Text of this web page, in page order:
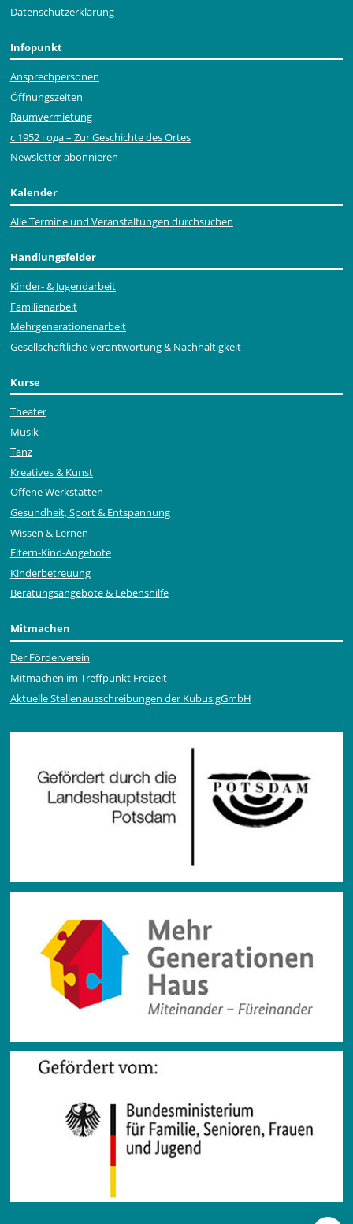
Datenschutzerklärung
Infopunkt
Ansprechpersonen
Öffnungszeiten
Raumvermietung
с 1952 года – Zur Geschichte des Ortes
Newsletter abonnieren
Kalender
Alle Termine und Veranstaltungen durchsuchen
Handlungsfelder
Kinder- & Jugendarbeit
Familienarbeit
Mehr­generationen­arbeit
Gesellschaftliche Verantwortung & Nachhaltigkeit
Kurse
Theater
Musik
Tanz
Kreatives & Kunst
Offene Werkstätten
Gesundheit, Sport & Entspannung
Wissen & Lernen
Eltern-Kind-Angebote
Kinderbetreuung
Beratungsangebote & Lebenshilfe
Mitmachen
Der Förderverein
Mitmachen im Treffpunkt Freizeit
Aktuelle Stellen­ausschrei­bungen der Kubus gGmbH